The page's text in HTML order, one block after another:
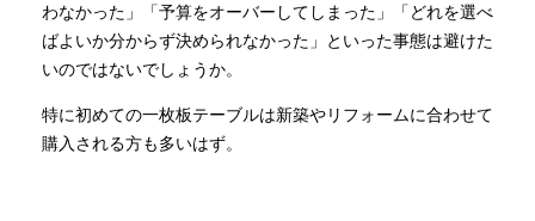
新入荷情報
納品事例
わなかった」「予算をオーバーしてしまった」「どれを選べ
ばよいか分からず決められなかった」といった事態は避けた
いのではないでしょうか。
特に初めての一枚板テーブルは新築やリフォームに合わせて
購入される方も多いはず。